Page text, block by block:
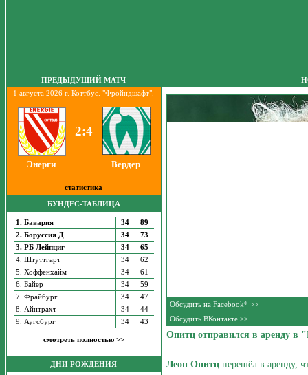
ПРЕДЫДУЩИЙ МАТЧ
1 августа 2026 г. Коттбус. "Фройндшафт".
2:4
Энерги Вердер
статистика
БУНДЕС-ТАБЛИЦА
1. Бавария 34
89
2. Боруссия Д
34
73
3. РБ Лейпциг
34
65
4. Штуттгарт
34
62
5. Хоффенхайм
34
61
6. Байер
34
59
7. Фрайбург
34
47
8. Айнтрахт
34
44
9. Аугсбург
34 43
смотреть полностью >>
ДНИ РОЖДЕНИЯ
Обсудить на Facebook* >>
Обсудить ВКонтакте >>
Опитц отправился в аренду в
Леон Опитц перешёл в аренду,